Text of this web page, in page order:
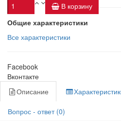
В корзину
Общие характеристики
Все характеристики
Facebook
Вконтакте
Описание
Вопрос - ответ (0)